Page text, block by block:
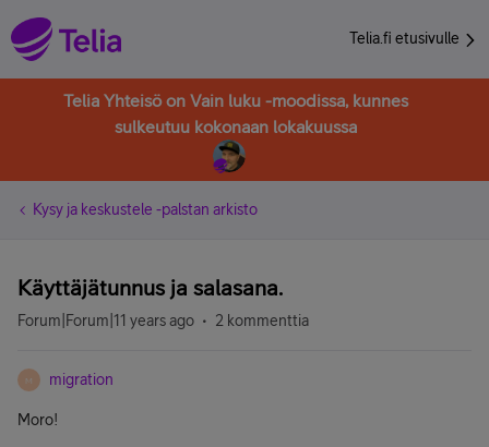
Telia.fi etusivulle
Telia Yhteisö on Vain luku -moodissa, kunnes
sulkeutuu kokonaan lokakuussa
Kysy ja keskustele -palstan arkisto
Käyttäjätunnus ja salasana.
Forum|Forum|11 years ago 2 kommenttia
M migration
Moro!